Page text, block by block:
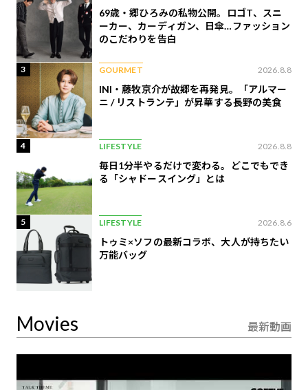
69歳・郷ひろみの私物公開。ロゴT、スニ
ーカー、カーディガン、日傘…ファッション
のこだわりを告白
3 GOURMET 2026.8.8
INI・藤牧京介が故郷を再発見。「アルマー
ニ / リストランテ」が昇華する長野の美食
4 LIFESTYLE 2026.8.8
毎日1分半やるだけで変わる。どこでもでき
る「シャドースイング」とは
5 LIFESTYLE 2026.8.6
トゥミ×ソフの最新コラボ、大人が持ちたい
万能バッグ
Movies 最新動画